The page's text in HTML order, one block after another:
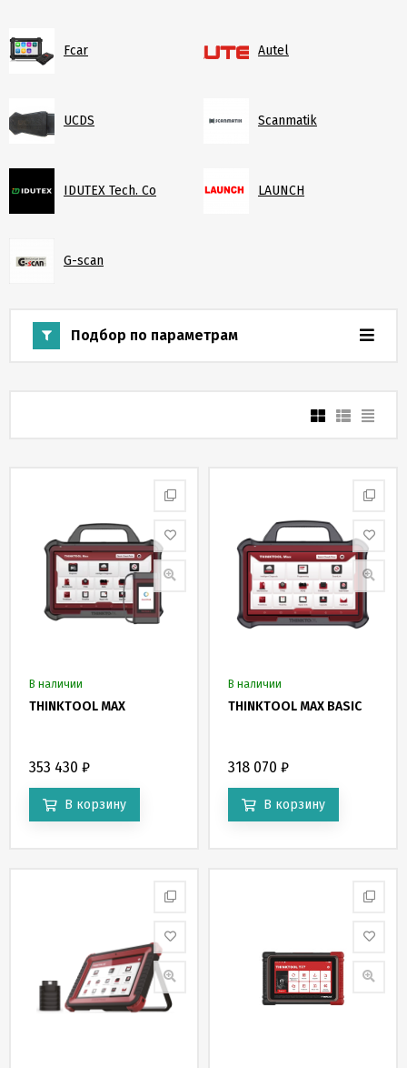
бонусы
конфиденциальности
соглашение
оферта
Новости
Fcar Autel
UCDS Scanmatik
IDUTEX Tech. Co LAUNCH
G-scan
Подбор по параметрам
В наличии
THINKTOOL MAX
353 430 ₽
В корзину
В наличии
THINKTOOL MAX BASIC
318 070 ₽
В корзину